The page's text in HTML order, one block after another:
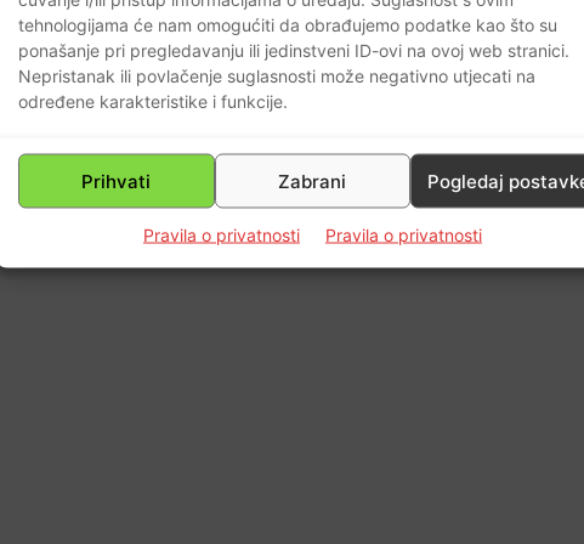
tehnologijama će nam omogućiti da obrađujemo podatke kao što su
ponašanje pri pregledavanju ili jedinstveni ID-ovi na ovoj web stranici.
Nepristanak ili povlačenje suglasnosti može negativno utjecati na
određene karakteristike i funkcije.
Prihvati Zabrani Pogledaj
Pravila o privatnosti Pravila o privatnosti